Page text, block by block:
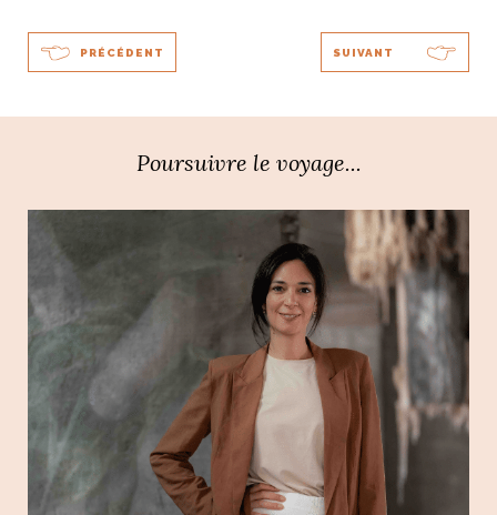
PRÉCÉDENT SUIVANT
Poursuivre le voyage...